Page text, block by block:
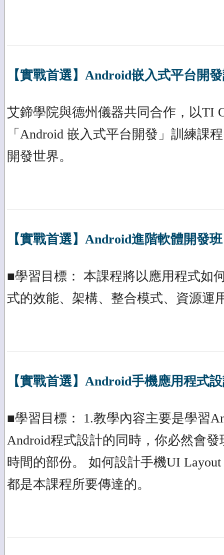
【實戰首選】Android嵌入式平台開
艾鍗學院與德州儀器共同合作，以TI
「Android 嵌入式平台開發」訓練課
開發世界。
【實戰首選】Android進階軟體開發班
■學習目標： 本課程將以應用程式如
式的效能、架構、整合模式、資源運
【實戰首選】Android手機應用程式
■學習目標： 1.教學內容主要是學習
Android程式設計的同時，你必然會
時間的部份。 如何設計手機UI
都是本課程所要傳達的。